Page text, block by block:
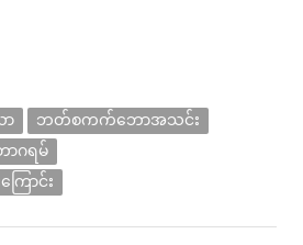
ဘတ်စကက်ဘောအသင်း
ဂရမ်
ောင်း